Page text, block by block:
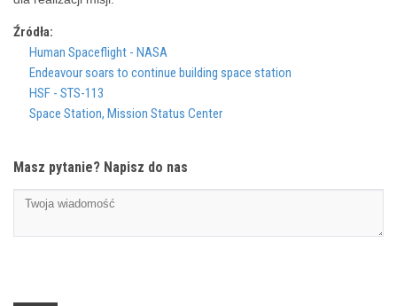
Źródła:
Human Spaceflight - NASA
Endeavour soars to continue building space station
HSF - STS-113
Space Station, Mission Status Center
Masz pytanie? Napisz do nas